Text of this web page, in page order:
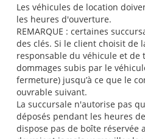
Les véhicules de location
les heures d'ouverture.
REMARQUE : certaines
des clés. Si le client choisit de
responsable du véhicule et de
dommages subis par le
fermeture) jusqu’à ce que le
ouvrable suivant.
La succursale n'autorise pas
déposés pendant les heures
dispose pas de boîte réservée